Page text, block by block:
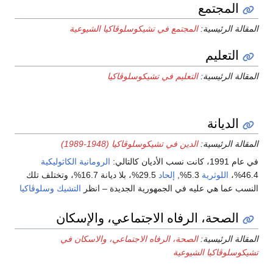
المجتمع
المقالة الرئيسية:المجتمع في تشيكوسلوڤاكيا الشيوعية
التعليم
المقالة الرئيسية:التعليم في تشيكوسلوڤاكيا
الديانة
المقالة الرئيسية:الدين في تشيكوسلوڤاكيا (1948-1989)
في عام 1991، كانت نسب الأديان كالتالي:
الرومانية الكاثوليكية
46.4%،
اللوثرية إلحاد
29.5%، بلا ديانة 16.7%، وتختلف تلك
النسب عما هي عليه في الجمهورية الجديدة – انظر التشيك وسلوڤاكيا
الصحة، الرفاه الاجتماعي، والإسكان
المقالة الرئيسية:الصحة، الرفاه الاجتماعي، والاسكان في
تشيكوسلوڤاكيا الشيوعية